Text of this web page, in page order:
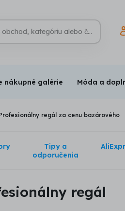
Hľadať
nákupné galérie Móda a
regál za cenu bazárového
Tipy a
odporučenia
regál